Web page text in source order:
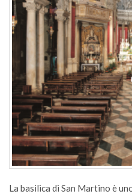
La basilica di San Martino è